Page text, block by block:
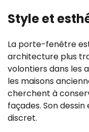
Style et
La porte-fenêtre
architecture plus
volontiers dans les
les maisons
cherchent à
façades. Son
discret.